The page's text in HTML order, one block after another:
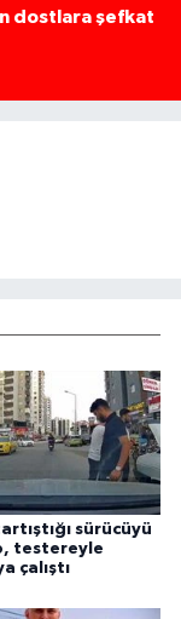
dostlara şefkat
sürücüyü
testereyle
çalıştı